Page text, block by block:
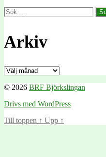
Sök
efter:
Arkiv
Arkiv
© 2026 BRF Björkslingan
Drivs med WordPress
Till toppen ↑ Upp ↑